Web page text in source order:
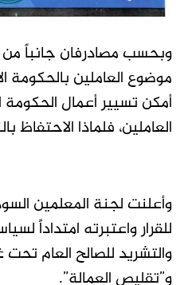
وبحسب مصادرفان جانباً من
موضوع العاملين بالحكومة
العاملين، فلماذا الاحتفاظ
وأعلنت لجنة المعلمين
للقرار واعتبرته امتداداً
والتشريد للصالح العام تحت
و”تقليص العمالة”.